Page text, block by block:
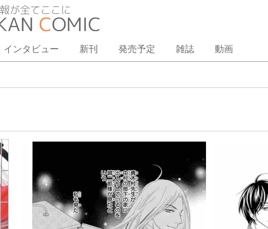
インタビュー 新刊 発売予定 雑誌 動画